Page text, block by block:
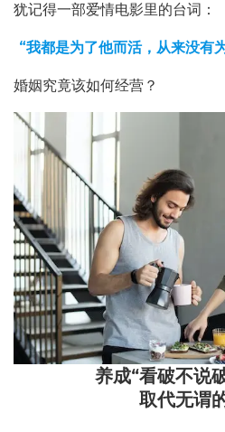
犹记得一部爱情电影里的台词：
“我都是为了他而活，从来没有
婚姻究竟该如何经营？
养成“看破不说
取代无谓